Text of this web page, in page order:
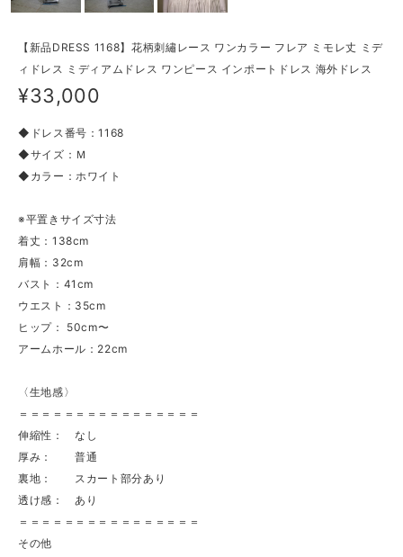
【新品DRESS 1168】花柄刺繡レース ワンカラー フレア ミモレ丈 ミデ
ィドレス ミディアムドレス ワンピース インポートドレス 海外ドレス
¥33,000
◆ドレス番号：1168
◆サイズ：Ｍ
◆カラー：ホワイト
※平置きサイズ寸法
着丈：138cm
肩幅：32cm
バスト：41cm
ウエスト：35cm
ヒップ： 50cm〜
アームホール：22cm
〈生地感〉
＝＝＝＝＝＝＝＝＝＝＝＝＝＝＝＝
伸縮性： なし
厚み： 普通
裏地： スカート部分あり
透け感： あり
＝＝＝＝＝＝＝＝＝＝＝＝＝＝＝＝
その他